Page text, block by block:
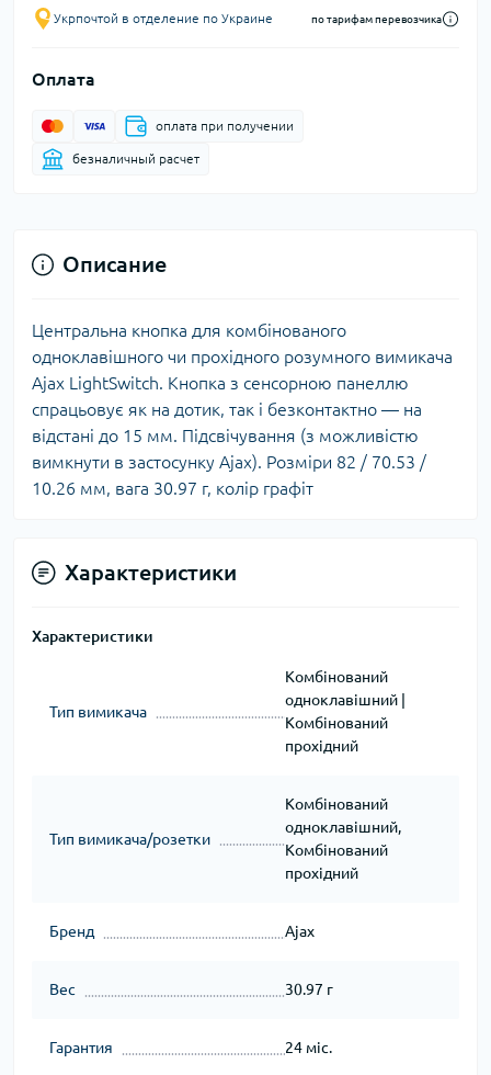
Укрпочтой в отделение по Украине по тарифам перевозчика
Оплата
оплата при получении
безналичный расчет
Описание
Центральна кнопка для комбінованого
одноклавішного чи прохідного розумного вимикача
Ajax LightSwitch. Кнопка з сенсорною панеллю
спрацьовує як на дотик, так і безконтактно — на
відстані до 15 мм. Підсвічування (з можливістю
вимкнути в застосунку Ajax). Розміри 82 / 70.53 /
10.26 мм, вага 30.97 г, колір графіт
Характеристики
Характеристики
Тип вимикача
Комбінований
одноклавішний |
Комбінований
прохідний
Тип вимикача/розетки
Комбінований
одноклавішний,
Комбінований
прохідний
Бренд Ajax
Вес 30.97 г
Гарантия 24 міс.